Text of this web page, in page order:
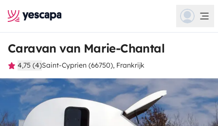
Caravan van Marie-Chantal
4,75 (4)Saint-Cyprien (66750), Frankrijk